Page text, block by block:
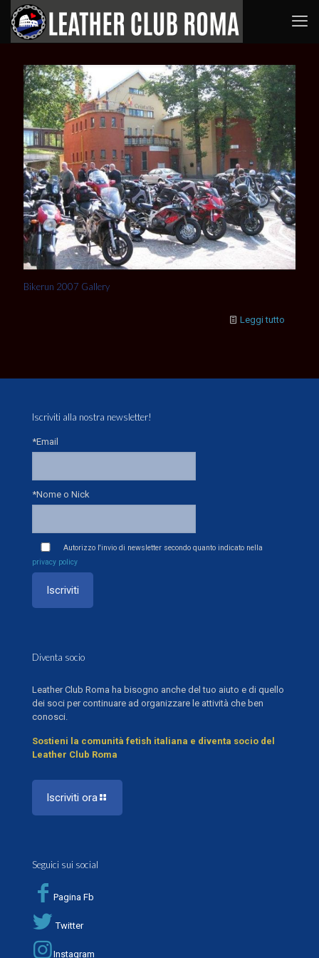
Bikerun 2007 Gallery
Leggi tutto
Iscriviti alla nostra newsletter!
*Email
*Nome o Nick
Autorizzo l'invio di newsletter secondo quanto indicato nella
privacy policy
Diventa socio
Leather Club Roma ha bisogno anche del tuo aiuto e di quello
dei soci per continuare ad organizzare le attività che ben
conosci.
Sostieni la comunità fetish italiana e diventa socio del
Leather Club Roma
Iscriviti ora
Seguici sui social
Pagina Fb
Twitter
Instagram